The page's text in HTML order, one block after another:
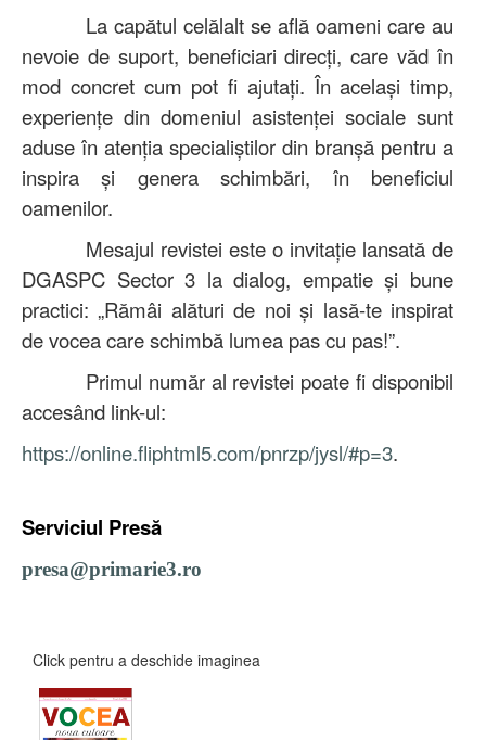
La capătul celălalt se află oameni care au
nevoie de suport, beneficiari direcți, care văd în
mod concret cum pot fi ajutați. În același timp,
experiențe din domeniul asistenței sociale sunt
aduse în atenția specialiștilor din branșă pentru a
inspira și genera schimbări, în beneficiul
oamenilor.
Mesajul revistei este o invitație lansată de
DGASPC Sector 3 la dialog, empatie și bune
practici: „Rămâi alături de noi și lasă-te inspirat
de vocea care schimbă lumea pas cu pas!”.
Primul număr al revistei poate fi disponibil
accesând link-ul:
https://online.fliphtml5.com/pnrzp/jysl/#p=3.
Serviciul Presă
presa@primarie3.ro
Click pentru a deschide imaginea